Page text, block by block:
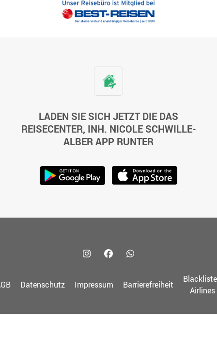
LADEN SIE SICH JETZT DIE DAS
REISECENTER, INH. NICOLE SCHWILLE-
ALBER APP RUNTER
Datenschutz Impressum Barrierefreiheit
Airlines